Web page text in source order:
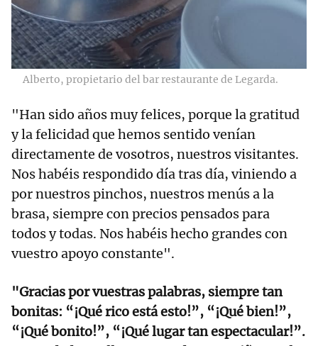
Alberto, propietario del bar restaurante de Legarda.
"Han sido años muy felices, porque la gratitud
y la felicidad que hemos sentido venían
directamente de vosotros, nuestros visitantes.
Nos habéis respondido día tras día, viniendo a
por nuestros pinchos, nuestros menús a la
brasa, siempre con precios pensados para
todos y todas. Nos habéis hecho grandes con
vuestro apoyo constante".
"Gracias por vuestras palabras, siempre tan
bonitas: “¡Qué rico está esto!”, “¡Qué bien!”,
“¡Qué bonito!”, “¡Qué lugar tan espectacular!”.